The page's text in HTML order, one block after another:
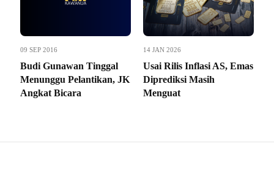
09 SEP 2016
Budi Gunawan Tinggal
Menunggu Pelantikan, JK
Angkat Bicara
14 JAN 2026
Usai Rilis Inflasi AS, Emas
Diprediksi Masih
Menguat